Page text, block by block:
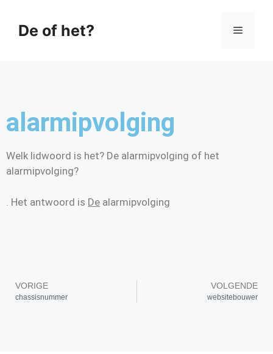
De of het?
alarmipvolging
Welk lidwoord is het? De alarmipvolging of het
alarmipvolging?
. Het antwoord is De alarmipvolging
VORIGE
chassisnummer
VOLGENDE
websitebouwer